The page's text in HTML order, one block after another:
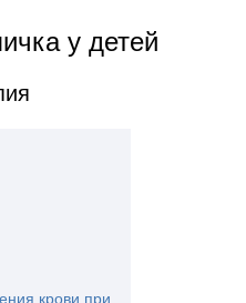
у детей
крови при